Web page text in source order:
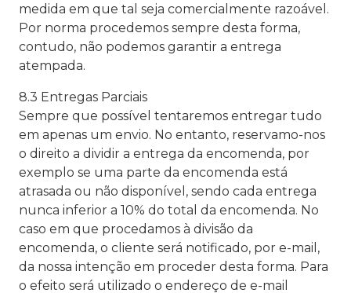
medida em que tal seja comercialmente razoável.
Por norma procedemos sempre desta forma,
contudo, não podemos garantir a entrega
atempada.
8.3 Entregas Parciais
Sempre que possível tentaremos entregar tudo
em apenas um envio. No entanto, reservamo-nos
o direito a dividir a entrega da encomenda, por
exemplo se uma parte da encomenda está
atrasada ou não disponível, sendo cada entrega
nunca inferior a 10% do total da encomenda. No
caso em que procedamos à divisão da
encomenda, o cliente será notificado, por e-mail,
da nossa intenção em proceder desta forma. Para
o efeito será utilizado o endereço de e-mail